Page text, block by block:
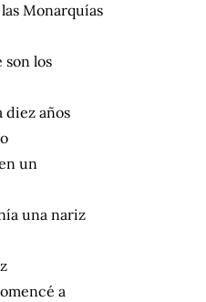
Monarquías
son los
diez años
un
una nariz
a